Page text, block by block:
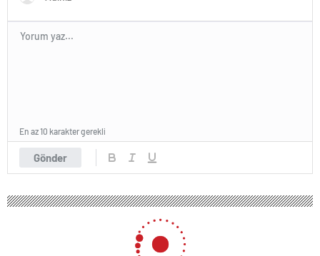
Gönder
En az 10 karakter gerekli